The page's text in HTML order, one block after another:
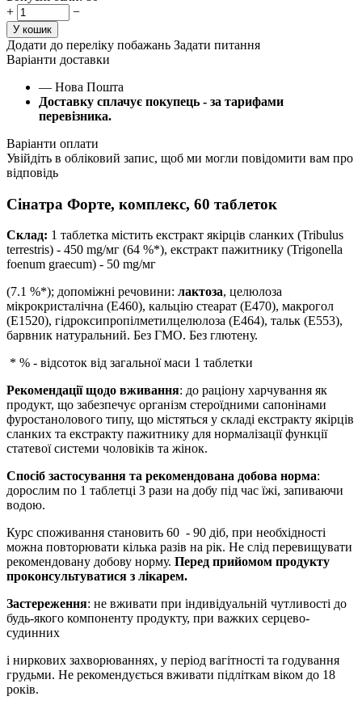
+
−
У кошик
Додати до переліку побажань Задати питання
Варіанти доставки
— Нова Пошта
Доставку сплачує покупець - за тарифами
перевізника.
Варіанти оплати
Увійдіть в обліковий запис, щоб ми могли повідомити вам про
відповідь
Сінатра Форте, комплекс, 60 таблеток
Склад: 1 таблетка містить екстракт якірців сланких (Tribulus
terrestris) - 450 mg/мг (64 %*), екстракт пажитнику (Trigonella
foenum graecum) - 50 mg/мг
(7.1 %*); допоміжні речовини: лактоза, целюлоза
мікрокристалічна (Е460), кальцію стеарат (Е470), макрогол
(Е1520), гідроксипропілметилцелюлоза (Е464), тальк (Е553),
барвник натуральний. Без ГМО. Без глютену.
* % - відсоток від загальної маси 1 таблетки
Рекомендації щодо вживання: до раціону харчування як
продукт, що забезпечує організм стероїдними сапонінами
фуростанолового типу, що містяться у складі екстракту якірців
сланких та екстракту пажитнику для нормалізації функції
статевої системи чоловіків та жінок.
Спосіб застосування та рекомендована добова норма:
дорослим по 1 таблетці 3 рази на добу під час їжі, запиваючи
водою.
Курс споживання становить 60 - 90 діб, при необхідності
можна повторювати кілька разів на рік. Не слід перевищувати
рекомендовану добову норму. Перед прийомом продукту
проконсультуватися з лікарем.
Застереження: не вживати при індивідуальній чутливості до
будь-якого компоненту продукту, при важких серцево-
судинних
і ниркових захворюваннях, у період вагітності та годування
грудьми. Не рекомендується вживати підліткам віком до 18
років.